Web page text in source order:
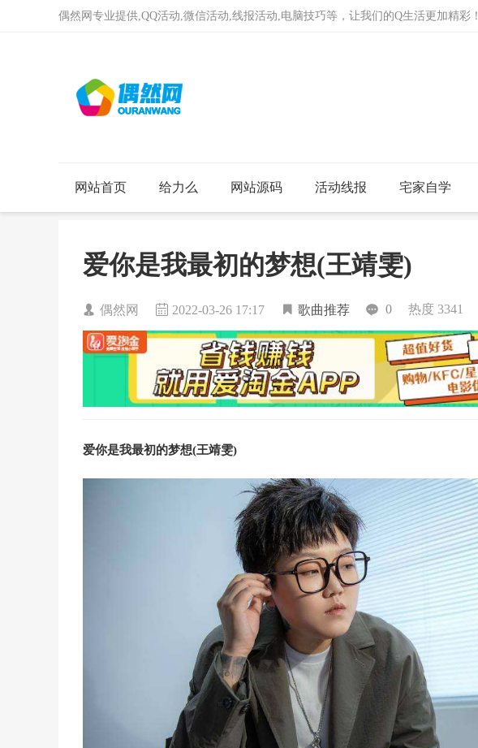
偶然网专业提供,QQ活动,微信活动,线报活动,电脑技巧等，让我们的Q生活更加精彩！
网站首页 给力么 网站源码 活动线报 宅家自学
爱你是我最初的梦想(王靖雯)
偶然网 2022-03-26 17:17 歌曲推荐 0 热度 3341
爱你是我最初的梦想(王靖雯)